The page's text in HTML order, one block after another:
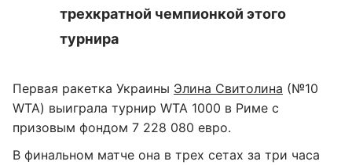
трехкратной чемпионкой этого
турнира
Первая ракетка Украины Элина Свитолина (№10
WTA) выиграла турнир WTA 1000 в Риме с
призовым фондом 7 228 080 евро.
В финальном матче она в трех сетах за три часа